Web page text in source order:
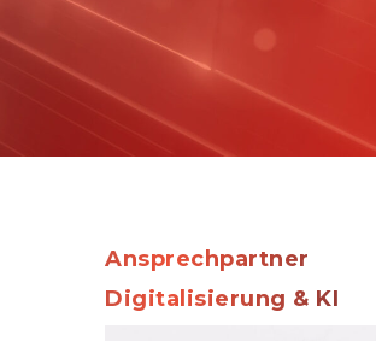
Ansprechpartner
Digitalisierung & KI